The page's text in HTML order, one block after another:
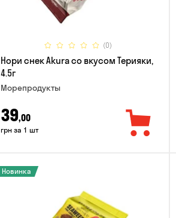
(0)
Нори снек Akura со вкусом Терияки,
4.5г
Морепродукты
39,00
грн за 1 шт
Новинка